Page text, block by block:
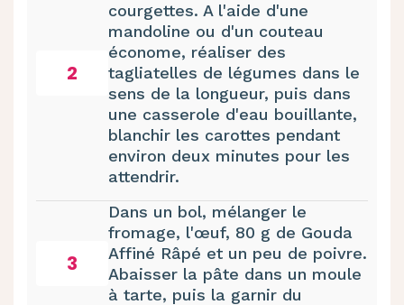
2
courgettes. A l'aide d'une
mandoline ou d'un couteau
économe, réaliser des
tagliatelles de légumes dans le
sens de la longueur, puis dans
une casserole d'eau bouillante,
blanchir les carottes pendant
environ deux minutes pour les
attendrir.
3
Dans un bol, mélanger le
fromage, l'œuf, 80 g de Gouda
Affiné Râpé et un peu de poivre.
Abaisser la pâte dans un moule
à tarte, puis la garnir du